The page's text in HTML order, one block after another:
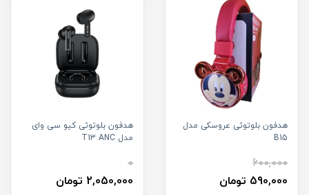
هدفون بلوتوثی عروسکی مدل
B15
600,000
590,000 تومان
هدفون بلوتوثی کیو سی وای
مدل T13 ANC
0
2,050,000 تومان